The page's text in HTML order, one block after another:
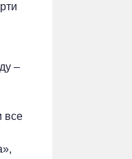
–
все